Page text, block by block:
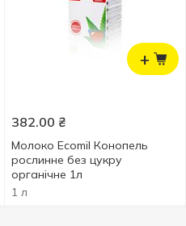
+
382.00 ₴
Молоко Ecomil Конопель
рослинне без цукру
органічне 1л
1 л